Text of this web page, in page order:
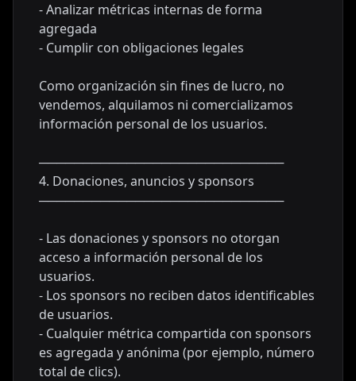
- Analizar métricas internas de forma
agregada
- Cumplir con obligaciones legales
Como organización sin fines de lucro, no
vendemos, alquilamos ni comercializamos
información personal de los usuarios.
────────────────────────────
4. Donaciones, anuncios y sponsors
────────────────────────────
- Las donaciones y sponsors no otorgan
acceso a información personal de los
usuarios.
- Los sponsors no reciben datos identificables
de usuarios.
- Cualquier métrica compartida con sponsors
es agregada y anónima (por ejemplo, número
total de clics).